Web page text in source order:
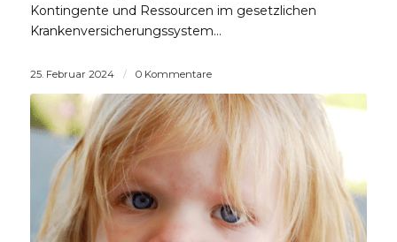
Kontingente und Ressourcen im gesetzlichen
Krankenversicherungssystem…
25. Februar 2024 / 0 Kommentare